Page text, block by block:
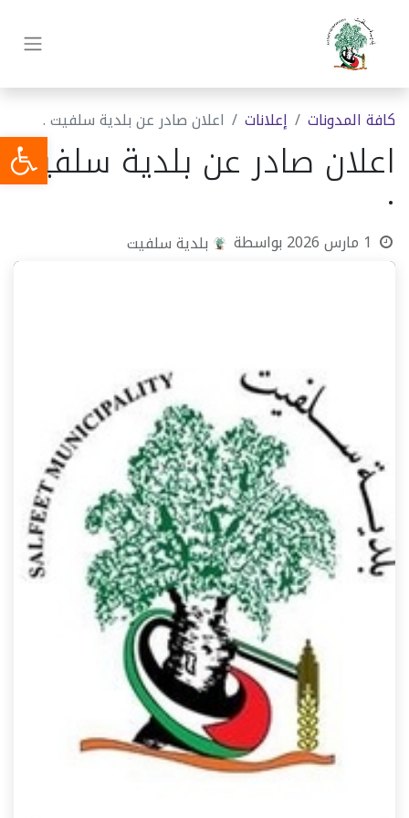
كافة المدونات ​إعلانات اعلان صادر عن بلدية سلفيت .
اعلان صادر عن بلدية سلفيت
.
1 مارس 2026 بواسطة بلدية سلفيت